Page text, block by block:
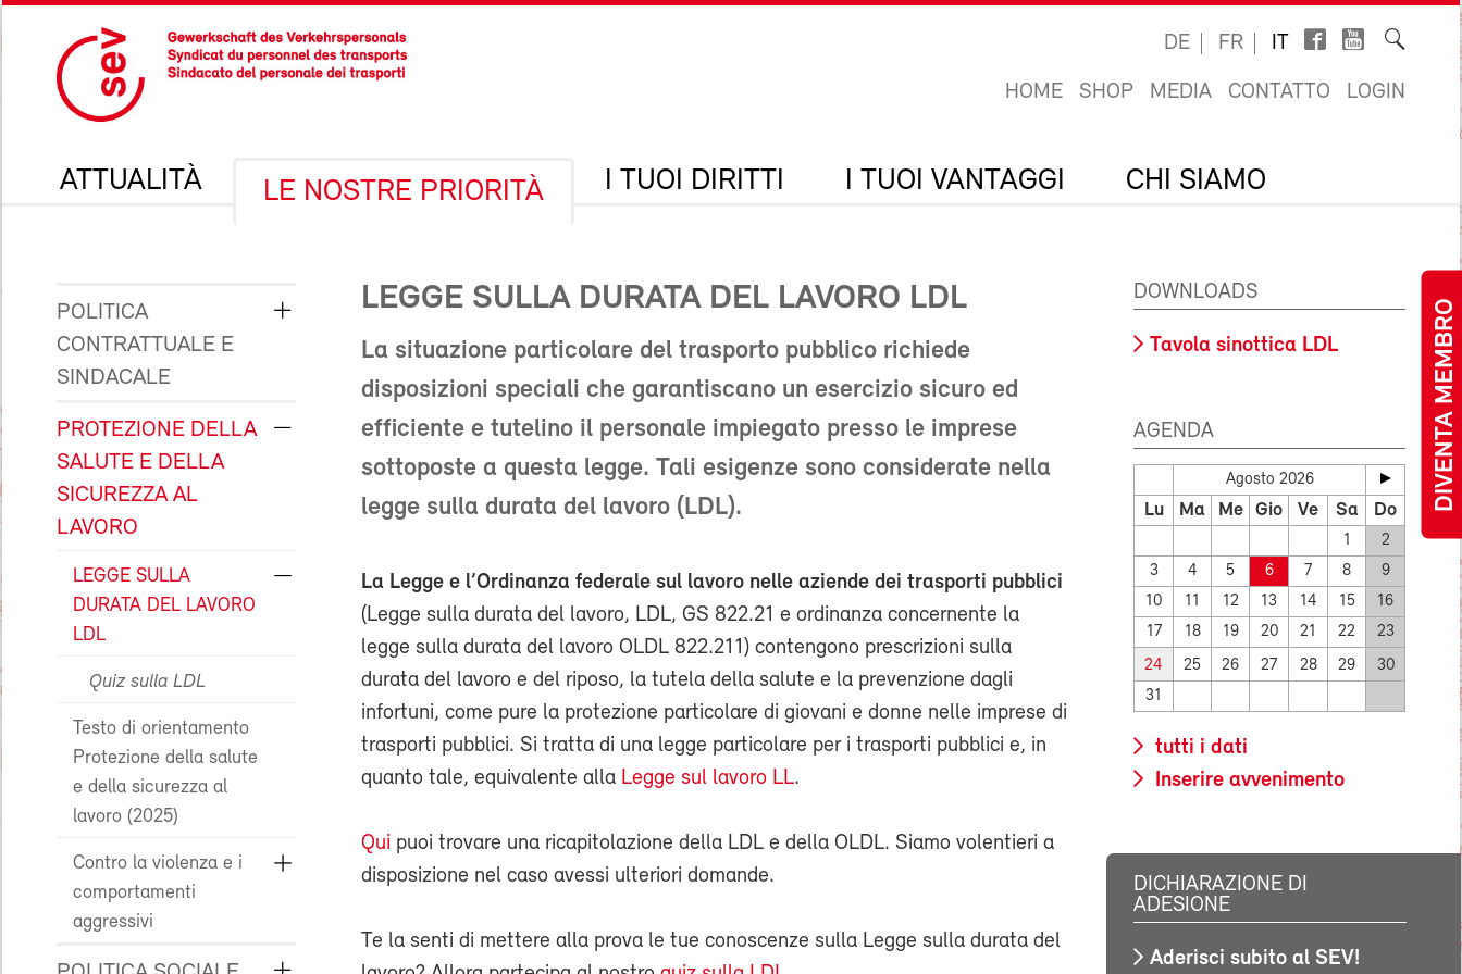
DIVENTA MEMBRO
DE FR IT
HOME SHOP MEDIA CONTATTO LOGIN
ATTUALITÀ LE NOSTRE PRIORITÀ I TUOI DIRITTI I TUOI VANTAGGI CHI SIAMO
POLITICA
CONTRATTUALE E
SINDACALE
PROTEZIONE DELLA
SALUTE E DELLA
SICUREZZA AL
LAVORO
LEGGE SULLA
DURATA DEL LAVORO
LDL
Quiz sulla LDL
Testo di orientamento
Protezione della salute
e della sicurezza al
lavoro (2025)
Contro la violenza e i
comportamenti
aggressivi
LEGGE SULLA DURATA DEL LAVORO LDL
La situazione particolare del trasporto pubblico richiede
disposizioni speciali che garantiscano un esercizio sicuro ed
efficiente e tutelino il personale impiegato presso le imprese
sottoposte a questa legge. Tali esigenze sono considerate nella
legge sulla durata del lavoro (LDL).
La Legge e l’Ordinanza federale sul lavoro nelle aziende dei trasporti pubblici
(Legge sulla durata del lavoro, LDL, GS 822.21 e ordinanza concernente la
legge sulla durata del lavoro OLDL 822.211) contengono prescrizioni sulla
durata del lavoro e del riposo, la tutela della salute e la prevenzione dagli
infortuni, come pure la protezione particolare di giovani e donne nelle imprese di
trasporti pubblici. Si tratta di una legge particolare per i trasporti pubblici e, in
quanto tale, equivalente alla Legge sul lavoro LL.
Qui puoi trovare una ricapitolazione della LDL e della OLDL. Siamo volentieri a
disposizione nel caso avessi ulteriori domande.
Te la senti di mettere alla prova le tue conoscenze sulla Legge sulla durata del
DOWNLOADS
Tavola sinottica LDL
AGENDA
Agosto 2026
Lu Ma Me Gio Ve Sa Do
1
2
3
4 5 6 7 8
9
10
11 12 13 14 15
16
17
18 19 20 21 22 23
24 25 26 27 28 29
30
31
tutti i dati
Inserire avvenimento
DICHIARAZIONE DI
ADESIONE
Aderisci subito al SEV!